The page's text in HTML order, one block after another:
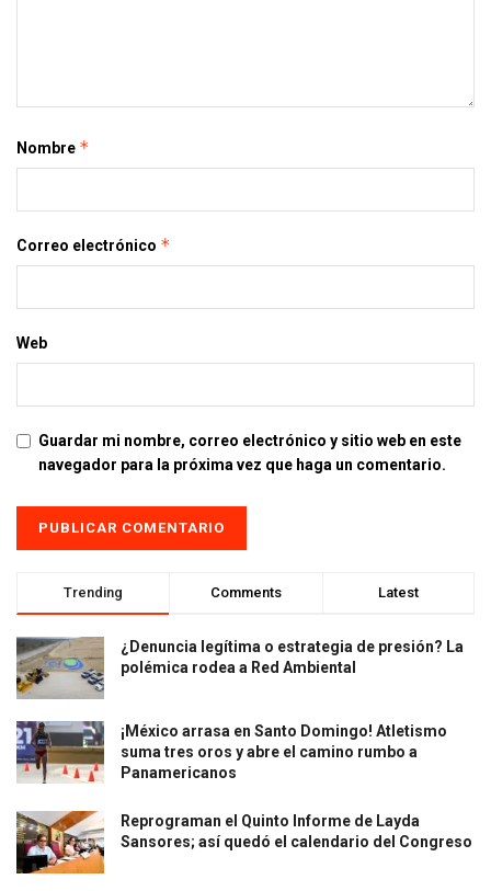
Nombre *
Correo electrónico *
Web
Guardar mi nombre, correo electrónico y sitio web en este
navegador para la próxima vez que haga un comentario.
Trending Comments Latest
¿Denuncia legítima o estrategia de presión? La
polémica rodea a Red Ambiental
¡México arrasa en Santo Domingo! Atletismo
suma tres oros y abre el camino rumbo a
Panamericanos
Reprograman el Quinto Informe de Layda
Sansores; así quedó el calendario del Congreso